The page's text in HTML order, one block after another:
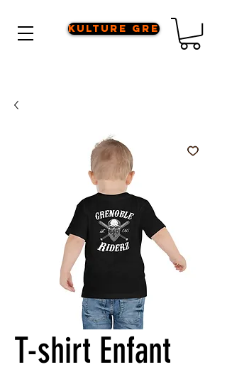
Kulture Gre
T-shirt Enfant